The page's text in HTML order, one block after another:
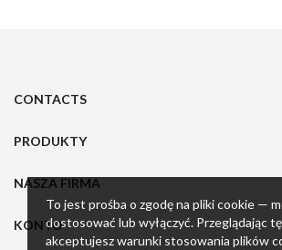
To jest prośba o zgodę na pliki cookie —
dostosować lub wyłączyć. Przeglądając
akceptujesz warunki stosowania plików
CONTACTS
PRODUKTY
NASZA FIRMA
KONTO